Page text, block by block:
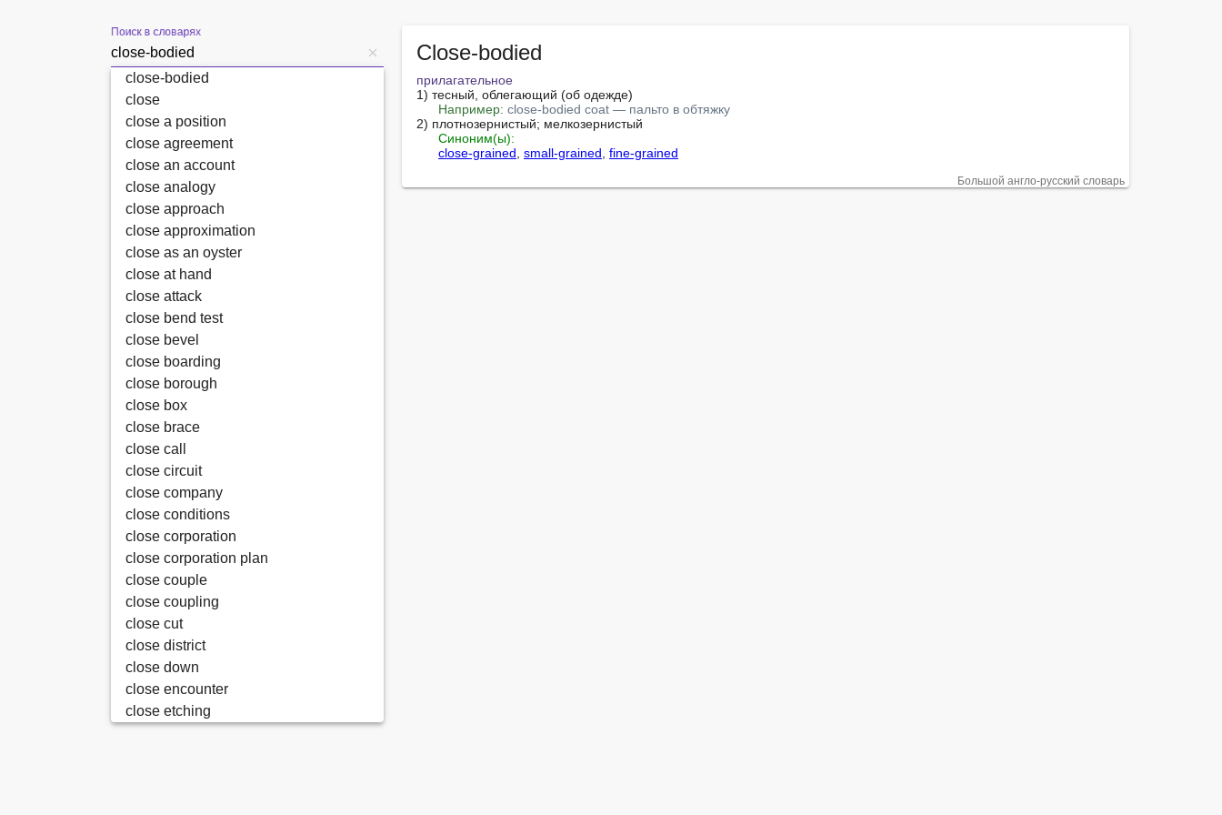
Поиск в словарях
Close-bodied
прилагательное
1) тесный, облегающий (об одежде)
Например: close-bodied coat — пальто в обтяжку
2) плотнозернистый; мелкозернистый
Синоним(ы):
close-grained small-grained fine-grained
Большой англо-русский словарь
close-bodied
close
close a position
close agreement
close an account
close analogy
close approach
close approximation
close as an oyster
close at hand
close attack
close bend test
close bevel
close boarding
close borough
close box
close brace
close call
close circuit
close company
close conditions
close corporation
close corporation plan
close couple
close coupling
close cut
close district
close down
close encounter
close etching